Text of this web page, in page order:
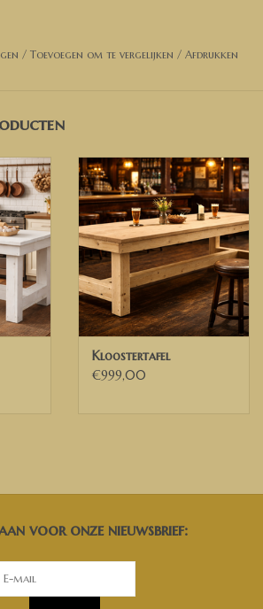
grey wash
of ideeën, neem dan gerust contact met
de mogelijkheden bespreken.
Nederland, België en delen van Duitsland
/ Toevoegen om te vergelijken / Afdrukken
Kloostertafel
€999,00
voor onze nieuwsbrief: